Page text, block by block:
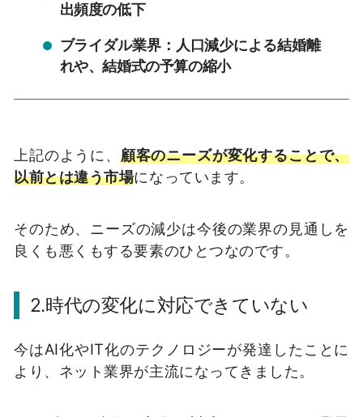
出頻度の低下
ブライダル業界：人口減少による結婚離
れや、結婚式の予算の縮小
上記のように、 顧客のニーズが変化することで、
以前とは違う市場になっています。
そのため、ニーズの減少は今後の業界の見通しを
良くも悪くもする要素のひとつなのです。
2.時代の変化に対応できていない
今はAI化やIT化のテクノロジーが発達したことに
より、ネット業界が主流になってきました。